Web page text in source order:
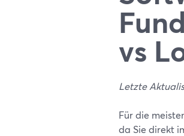
vs
Letzte
Für die
da Sie direkt